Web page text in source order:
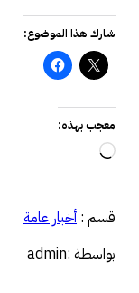
شارك هذا الموضوع:
معجب بهذه:
جاري
قسم : أخبار عامة
بواسطة :admin